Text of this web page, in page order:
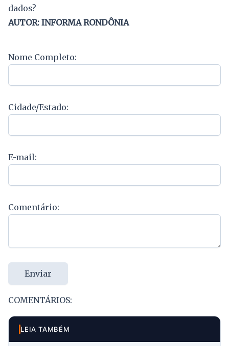
dados?
AUTOR: INFORMA RONDÔNIA
Nome Completo:
Cidade/Estado:
E-mail:
Comentário:
Enviar
COMENTÁRIOS:
LEIA TAMBÉM